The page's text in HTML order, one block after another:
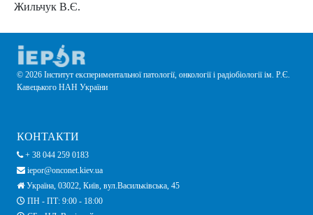
Жильчук В.Є.
© 2026 Інститут експериментальної патології, онкології і радіобіології ім. Р.Є.
Кавецького НАН України
КОНТАКТИ
+ 38 044 259 0183
iepor@onconet.kiev.ua
Україна, 03022, Київ, вул.Васильківська, 45
ПН - ПТ: 9:00 - 18:00